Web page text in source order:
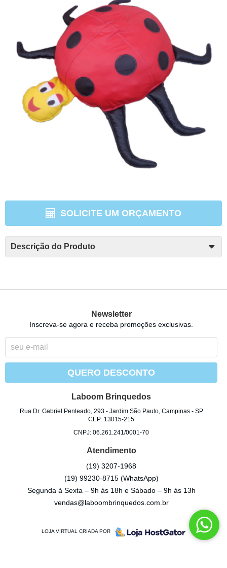
SOLICITE UM ORÇAMENTO
Descrição do Produto
Newsletter
Inscreva-se agora e receba promoções exclusivas.
QUERO DESCONTO
Laboom Brinquedos
Rua Dr. Gabriel Penteado, 293- Jardim São Paulo, Campinas- SP
CEP: 13015-215
CNPJ: 06.261.241/0001-70
Atendimento
(19) 3207-1968
(19) 99230-8715 (WhatsApp)
Segunda à Sexta – 9h às 18h e Sábado – 9h às 13h
vendas@laboombrinquedos.com.br
LOJA VIRTUAL CRIADA POR